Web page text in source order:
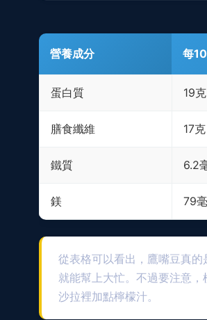
營養成分 每
蛋白質 19克
膳食纖維 17克
鐵質 6.2
鎂 79
從表格可以看出，鷹嘴豆真
就能幫上大忙。不過要注意
沙拉裡加點檸檬汁。